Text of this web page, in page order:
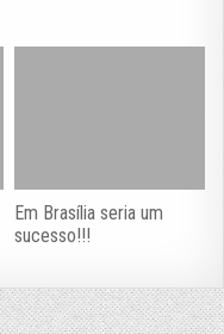
Em Brasília seria um
sucesso!!!